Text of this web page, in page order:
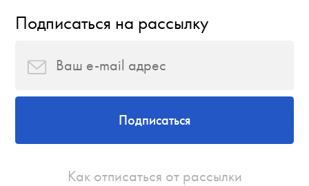
Подписаться на рассылку
Подписаться
Как отписаться от рассылки